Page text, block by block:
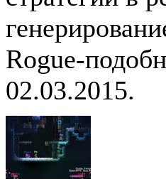
Rogue-
02.03.2015.